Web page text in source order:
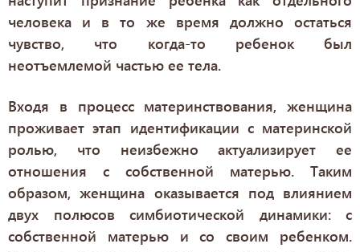
человека и в то же время должно остаться
чувство, что когда-то ребенок был
неотъемлемой частью ее тела.
Входя в процесс материнствования, женщина
проживает этап идентификации с материнской
ролью, что неизбежно актуализирует ее
отношения с собственной матерью. Таким
образом, женщина оказывается под влиянием
двух полюсов симбиотической динамики: с
собственной матерью и со своим ребенком.